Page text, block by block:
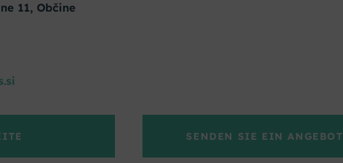
11, Občine
SENDEN SIE EIN ANGEBOT